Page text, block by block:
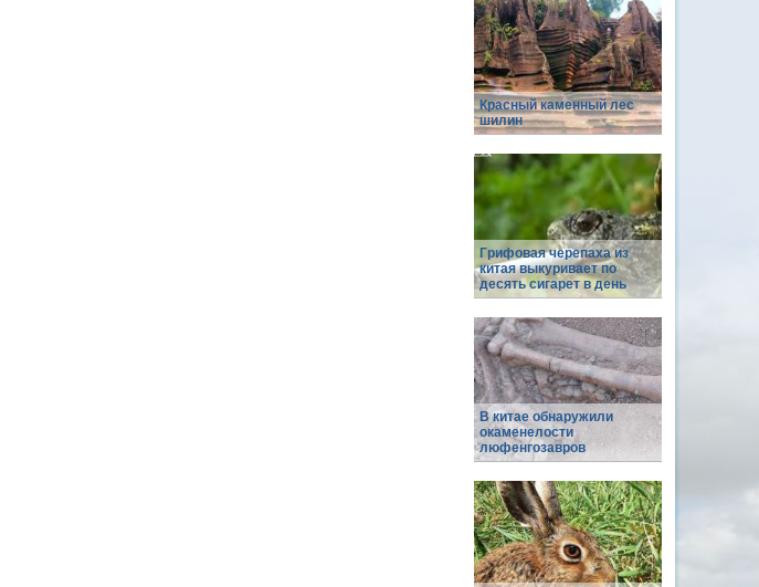
Красный каменный лес
шилин
Грифовая черепаха из
китая выкуривает по
десять сигарет в день
В китае обнаружили
окаменелости
люфенгозавров